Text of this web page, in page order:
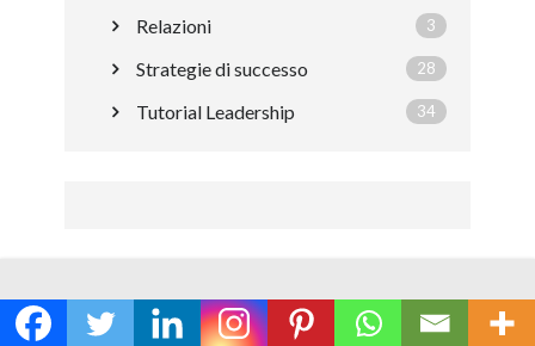
Relazioni 3
Strategie di successo 28
Tutorial Leadership 34